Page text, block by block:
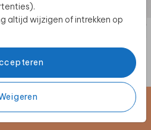
altijd wijzigen of intrekken op
nieuwsbrief